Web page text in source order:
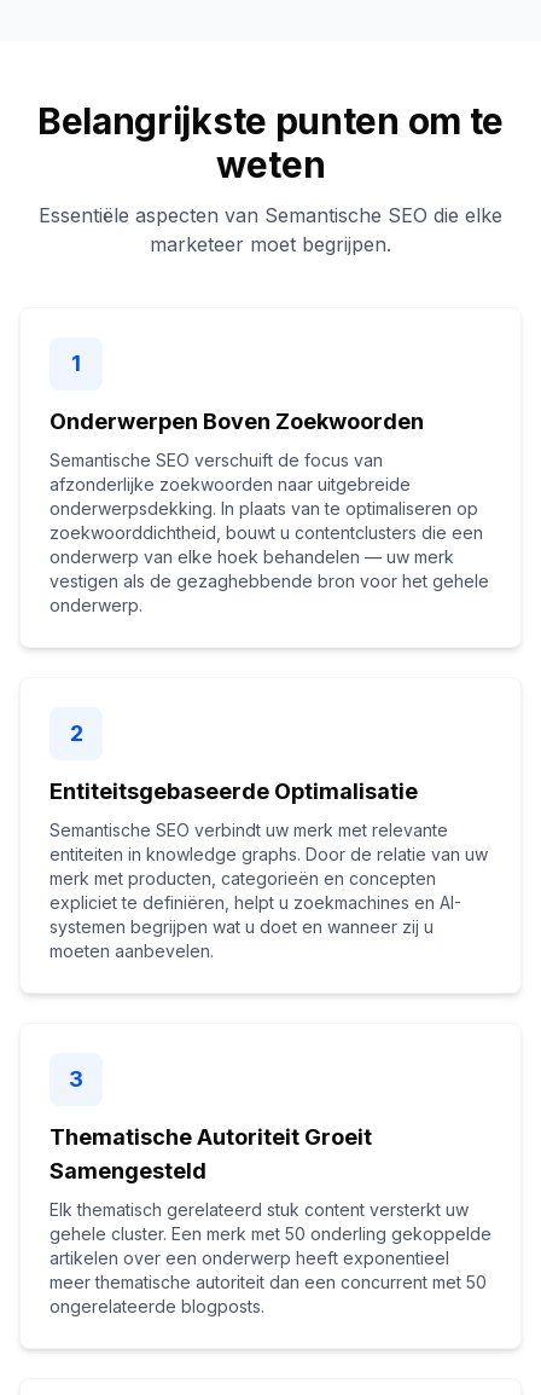
Belangrijkste punten om te
weten
Essentiële aspecten van Semantische SEO die elke
marketeer moet begrijpen.
1
Onderwerpen Boven Zoekwoorden
Semantische SEO verschuift de focus van
afzonderlijke zoekwoorden naar uitgebreide
onderwerpsdekking. In plaats van te optimaliseren op
zoekwoorddichtheid, bouwt u contentclusters die een
onderwerp van elke hoek behandelen — uw merk
vestigen als de gezaghebbende bron voor het gehele
onderwerp.
2
Entiteitsgebaseerde Optimalisatie
Semantische SEO verbindt uw merk met relevante
entiteiten in knowledge graphs. Door de relatie van uw
merk met producten, categorieën en concepten
expliciet te definiëren, helpt u zoekmachines en AI-
systemen begrijpen wat u doet en wanneer zij u
moeten aanbevelen.
3
Thematische Autoriteit Groeit
Samengesteld
Elk thematisch gerelateerd stuk content versterkt uw
gehele cluster. Een merk met 50 onderling gekoppelde
artikelen over een onderwerp heeft exponentieel
meer thematische autoriteit dan een concurrent met 50
ongerelateerde blogposts.